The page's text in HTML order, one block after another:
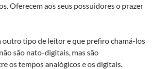
Oferecem aos seus possuidores o prazer
outro tipo de leitor e que prefiro chamá-los
são nato-digitais, mas são
os tempos analógicos e os digitais.